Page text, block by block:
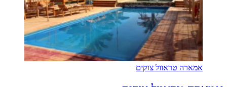
אמארה טראוול צוקים